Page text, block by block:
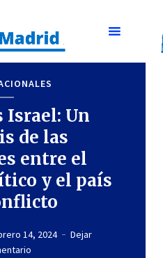
Israel: Un
de las
entre el
y el país
14, 2024
Dejar